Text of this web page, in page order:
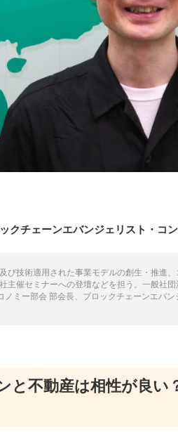
クチェーンエバンジェリスト・コ
び技術適用された事業モデルの創生・推進
主催セミナーへの登壇などを担う。一般社
ノミー部会 部会長、ブロックチェーンエバ
と不動産は相性が良い